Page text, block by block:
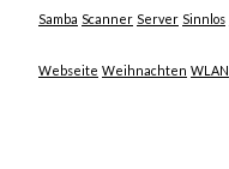
Samba Scanner Server Sinnlos
Webseite Weihnachten WLAN